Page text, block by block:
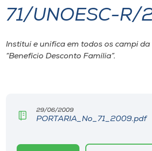
I.nova
Diplomados
CPA
71/UNOESC-R/
Institui e unifica em todos os campi da
“Benefício Desconto Família”.
29/06/2009
PORTARIA_No_71_2009.pdf